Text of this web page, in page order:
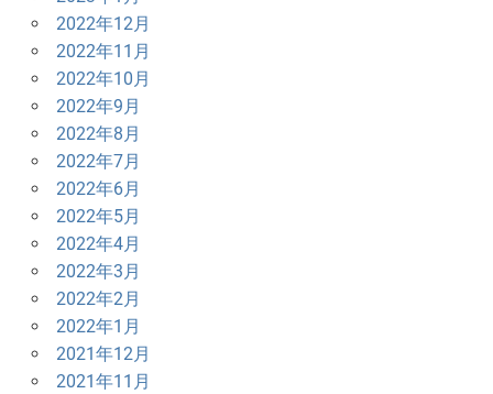
2022年12月
2022年11月
2022年10月
2022年9月
2022年8月
2022年7月
2022年6月
2022年5月
2022年4月
2022年3月
2022年2月
2022年1月
2021年12月
2021年11月